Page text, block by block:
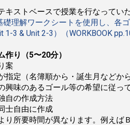
キストベースで授業を行なってい
礎理解ワークシートを使用し、各
1-3 & Unit 2-3）（WORKBOOK
作り（5〜20分）
案
指定（名簿順から・誕生月など
興味のあるゴール等の希望に従っ
自の作成方法
士自由に作成
り所要時間が異なります。例え